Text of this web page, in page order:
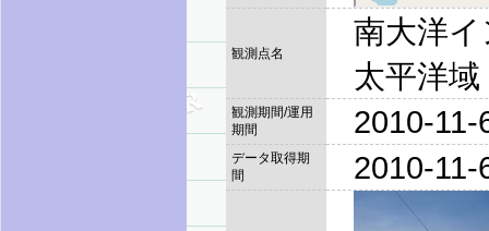
観測点名
南大洋
太平洋域
観測期間/運用
期間
2010-
データ取得期
間
2010-